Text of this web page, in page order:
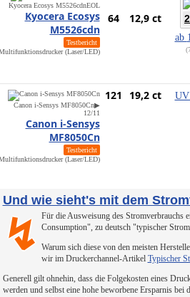
Kyocera Ecosys M5526cdnEOL
Kyocera Ecosys
M5526cdn
Testbericht
(Laser/LED)
64 12,9 ct
ab
Canon i-Sensys MF8050Cn▶
12/11
Canon i-Sensys
MF8050Cn
Testbericht
(Laser/LED)
121 19,2 ct
Und wie sieht's mit dem
↯
Für die Ausweisung des Stromverbrauchs
Consumption", zu deutsch "typischer
Warum sich diese von den meisten
wir im Druckerchannel-Artikel Typischer
Generell gilt ohnehin, dass die Folgekosten eines
werden und selbst eine hohe beworbene Ersparnis